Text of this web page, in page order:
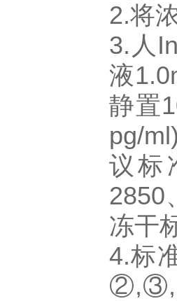
2.将
3.人
液
静置
pg/
议标
2850
冻干
4.标